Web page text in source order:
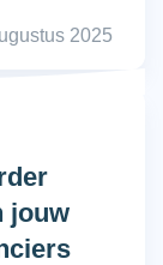
2025
jouw